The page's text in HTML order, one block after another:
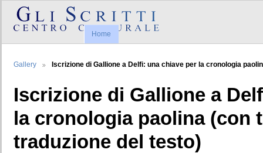
Home
Gallery Iscrizione di Gallione a Delfi: una chiave per la cronologia
Iscrizione di Gallione a
la cronologia paolina (con
traduzione del testo)